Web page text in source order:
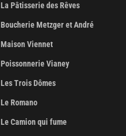
La Pâtisserie des Rêves
Boucherie Metzger et André
Maison Viennet
Poissonnerie Vianey
Les Trois Dômes
Le Romano
Le Camion qui fume